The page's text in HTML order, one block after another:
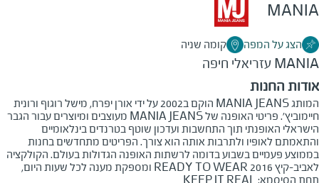
MANIA
הצג על המפה קומה שניה
MANIA עזריאלי חיפה
אודות החנות
המותג MANIA JEANS הוקם ב2002 על ידי אורן יפרח, מישל רוגוף ורונית
חיימוביץ'. פריטי האופנה של MANIA JEANS מעוצבים ומיוצרים עבור הגבר
הישראלי האופנתי תוך התחשבות ועדכון שוטף בטרנדים בינלאומיים
והתאמתם לאופיו ולתרבות אותה הוא צורך. הפריטים מתחדשים בחנות
בממוצע פעמיים בשבוע בדומה לרשתות האופנה הגדולות בעולם. הקולקציה
לאביב-קיץ 2016 READY TO WEAR ומספקת מענה לכל שעות היום,
תחת הסיסמא: KEEP IT REAL